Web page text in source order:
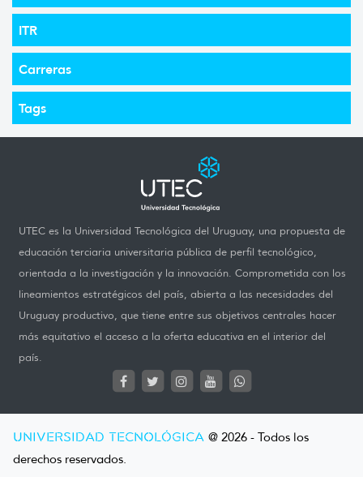
ITR
Carreras
Tags
UTEC es la Universidad Tecnológica del Uruguay, una propuesta de
educación terciaria universitaria pública de perfil tecnológico,
orientada a la investigación y la innovación. Comprometida con los
lineamientos estratégicos del país, abierta a las necesidades del
Uruguay productivo, que tiene entre sus objetivos centrales hacer
más equitativo el acceso a la oferta educativa en el interior del
país.
UNIVERSIDAD TECNOLÓGICA @ 2026 - Todos los
derechos reservados.